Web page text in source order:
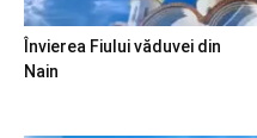
Învierea Fiului văduvei din
Nain